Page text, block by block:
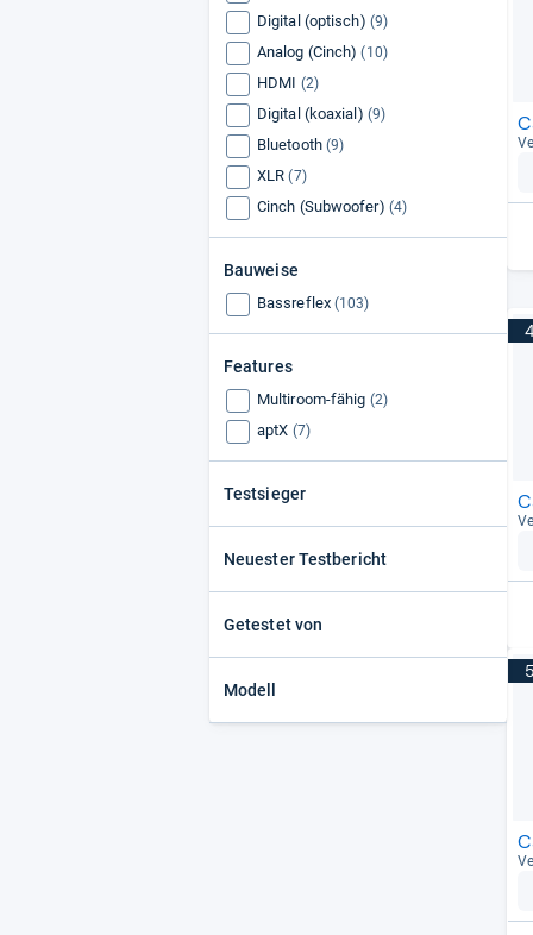
Digital (optisch) (9)
Analog (Cinch) (10)
HDMI (2)
Digital (koaxial) (9)
Bluetooth (9)
XLR (7)
Cinch (Subwoofer) (4)
Bauweise
Bassreflex (103)
Features
Multiroom-fähig (2)
aptX (7)
Testsieger
Neuester Testbericht
Getestet von
Modell